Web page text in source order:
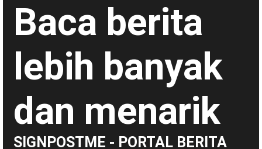
c
Baca berita
lebih banyak
dan menarik
SIGNPOSTME - PORTAL BERITA